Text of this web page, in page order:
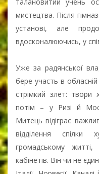
мистецтва. Після
установі, але
вдосконалюючись, у
Уже за радянської
бере участь в обласній
стрімкий злет: твори
потім – у Ризі й
Митець відіграє
відділення
громадському
кабінетів. Він чи не